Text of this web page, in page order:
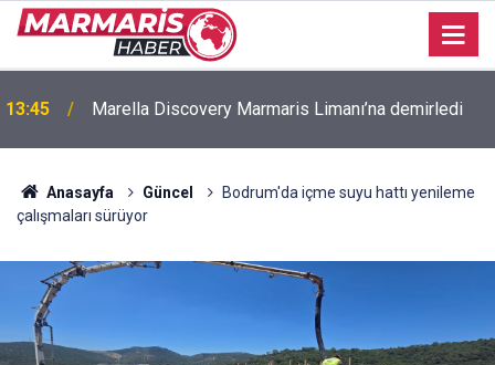
13:45 Marella Discovery Marmaris Limanı’na demirledi
Anasayfa Güncel
Bodrum'da içme suyu hattı yenileme
çalışmaları sürüyor